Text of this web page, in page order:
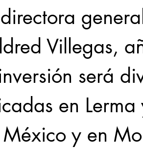
Villegas,
será
en
y en